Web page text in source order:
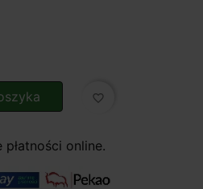
favorite_border
online.